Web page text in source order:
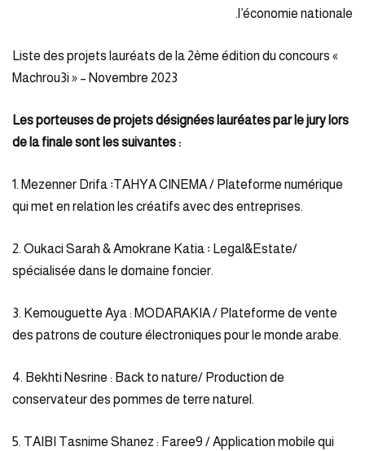
l’économie nationale.
Liste des projets lauréats de la 2ème édition du concours «
Machrou3i » – Novembre 2023
Les porteuses de projets désignées lauréates par le jury lors
de la finale sont les suivantes :
1. Mezenner Drifa ꞉TAHYA CINEMA / Plateforme numérique
qui met en relation les créatifs avec des entreprises.
2. Oukaci Sarah & Amokrane Katia ꞉ Legal&Estate/
spécialisée dans le domaine foncier.
3. Kemouguette Aya : MODARAKIA / Plateforme de vente
des patrons de couture électroniques pour le monde arabe.
4. Bekhti Nesrine : Back to nature/ Production de
conservateur des pommes de terre naturel.
5. TAIBI Tasnime Shanez : Faree9 / Application mobile qui